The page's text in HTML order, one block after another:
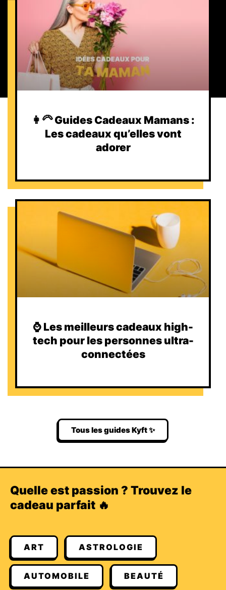
👩‍🦳 Guides Cadeaux Mamans :
Les cadeaux qu’elles vont
adorer
⌚️ Les meilleurs cadeaux high-
tech pour les personnes ultra-
connectées
Tous les guides Kyft ✨
Quelle est passion ? Trouvez le
cadeau parfait 🔥
ART ASTROLOGIE
AUTOMOBILE BEAUTÉ